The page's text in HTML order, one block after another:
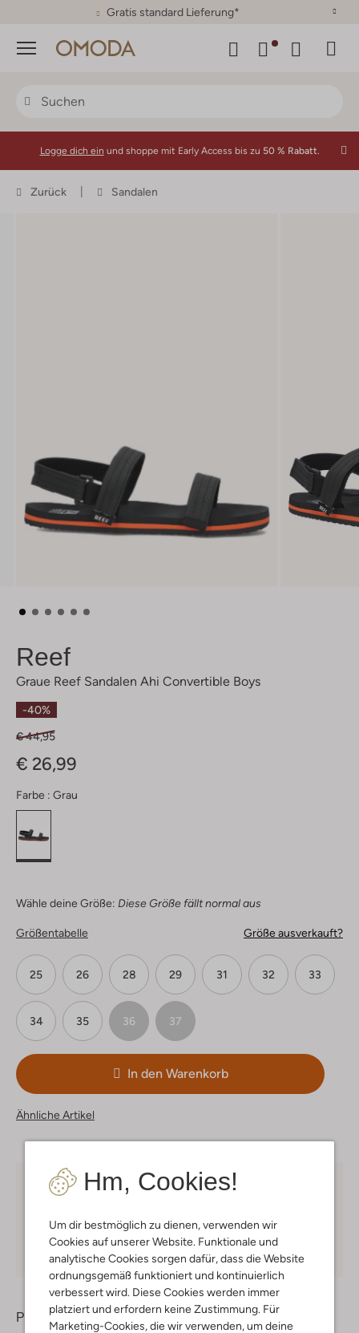
30 Tage Rückgaberecht
Menü
Hm, Cookies!
Um dir bestmöglich zu dienen, verwenden wir
Cookies auf unserer Website. Funktionale und
analytische Cookies sorgen dafür, dass die Website
ordnungsgemäß funktioniert und kontinuierlich
verbessert wird. Diese Cookies werden immer
platziert und erfordern keine Zustimmung. Für
Marketing-Cookies, die wir verwenden, um deine
Logge dich ein und shoppe mit Early Access bis zu 50 % Rabatt.
Zurück Sandalen
Reef
Graue Reef Sandalen Ahi Convertible Boys
-40%
€ 44,95
€ 26,99
Farbe : Grau
Wähle deine Größe: Diese Größe fällt normal aus
Größentabelle Größe ausverkauft?
25 26 28 29 31 32 33
34 35 36 37
In den Warenkorb
Ähnliche Artikel
Kostenloser Versandab € 75 für Club-Omoda
Kauf auf Rechnung 30 TagenRückgaberecht
Produktinformation